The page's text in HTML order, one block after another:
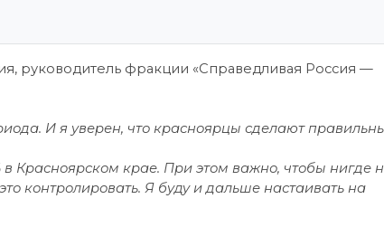
руководитель фракции «Справедливая Россия —
И я уверен, что красноярцы сделают
Красноярском крае. При этом важно, чтобы нигде
контролировать. Я буду и дальше настаивать на